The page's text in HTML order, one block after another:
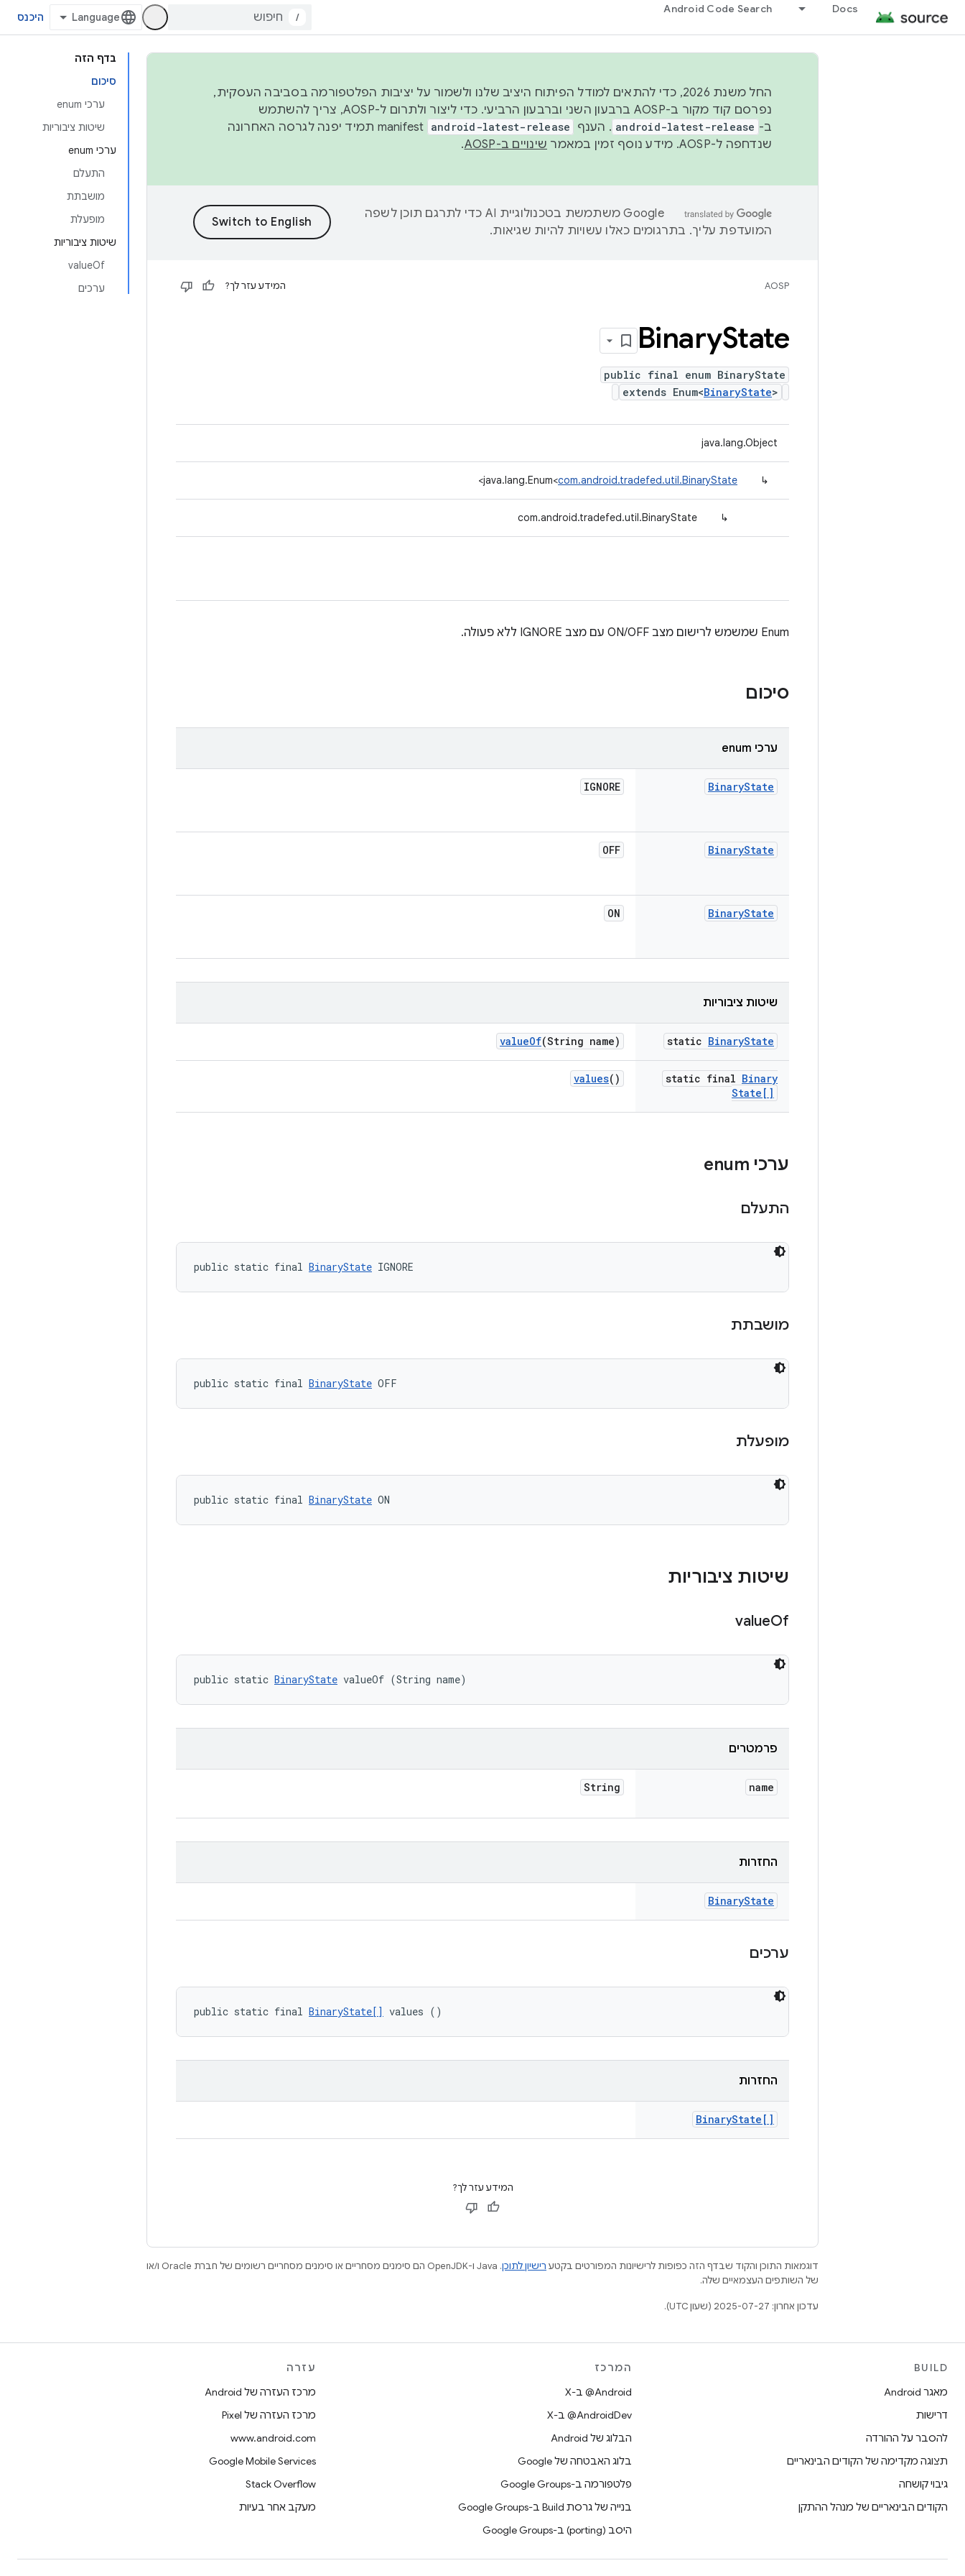
Docs
Android Code Search
/ היכנס
בדף הזה
סיכום
ערכי enum
שיטות ציבוריות
ערכי enum
התעלם
מושבתת
מופעלת
שיטות ציבוריות
valueOf
ערכים
החל משנת 2026, כדי להתאים למודל הפיתוח היציב שלנו ולשמור על יציבות הפלטפורמה בסביבה העסקית,
נפרסם קוד מקור ב-AOSP ברבעון השני וברבעון הרביעי. כדי ליצור ולתרום ל-AOSP, צריך להשתמש
ב- android-latest-release . הענף android-latest-release
manifest תמיד יפנה לגרסה האחרונה
שנדחפה ל-AOSP. מידע נוסף זמין במאמר
שינויים ב-AOSP .
‫Google משתמשת בטכנולוגיית AI כדי לתרגם תוכן לשפה
המועדפת עליך. בתרגומים כאלו עשויות להיות שגיאות.
AOSP המידע עזר לך?
BinaryState
public final enum BinaryState
extends Enum<BinaryState>
java.lang.Object
↳
java.lang.Enum<com.android.tradefed.util.BinaryState
>
↳
com.android.tradefed.util.BinaryState
Enum שמשמש לרישום מצב ON/OFF עם מצב IGNORE ללא פעולה.
סיכום
ערכי enum
BinaryState
IGNORE
BinaryState
OFF
BinaryState
ON
שיטות ציבוריות
static BinaryState
valueOf(String name)
static final Binary
State[]
values()
ערכי enum
התעלם
public static final BinaryState IGNORE
מושבתת
public static final BinaryState OFF
מופעלת
public static final BinaryState ON
שיטות ציבוריות
valueOf
public static BinaryState valueOf (String name)
פרמטרים
name
String
החזרות
BinaryState
ערכים
public static final BinaryState[] values ()
החזרות
BinaryState[]
המידע עזר לך?
דוגמאות התוכן והקוד שבדף הזה כפופות לרישיונות המפורטים בקטע רישיון לתוכן
.‏ Java ו-OpenJDK הם סימנים מסחריים או סימנים מסחריים רשומים של חברת Oracle ו/או
של השותפים העצמאיים שלה.
עדכון אחרון: 2025-07-27 (שעון UTC).
BUILD
מאגר Android
דרישות
להסבר על ההורדה
תצוגה מקדימה של הקודים הבינאריים
גיבוי קושחה
הקודים הבינאריים של מנהל ההתקן
המרכז
‫‎@Android ב-X
‫‎@AndroidDev ב-X
הבלוג של Android
בלוג האבטחה של Google
פלטפורמה ב-Google Groups
בנייה של גרסת Build ב-Google Groups
היסב (porting) ב-Google Groups
עזרה
מרכז העזרה של Android
מרכז העזרה של Pixel
www.android.com
Google Mobile Services
Stack Overflow
מעקב אחר בעיות